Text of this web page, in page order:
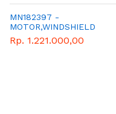
MN182397 -
MOTOR,WINDSHIELD
WASHER
Rp. 1.221.000,00